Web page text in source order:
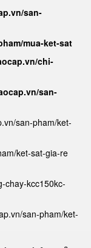
san-
mua-ket-sat
chi-
san-
san-pham/ket-
ket-sat-gia-re
chay-kcc150kc-
san-pham/ket-